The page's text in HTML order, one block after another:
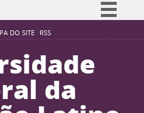
DO SITE RSS
Simplifique!
Participe
Acesso à informação
Legislação
da